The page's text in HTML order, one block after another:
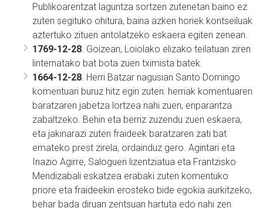
Publikoarentzat laguntza sortzen zutenetan baino ez
zuten segituko ohitura, baina azken horiek kontseiluak
aztertuko zituen antolatzeko eskaera egiten zenean.
1769-12-28 . Goizean, Loiolako elizako teilatuan ziren
linternatako bat bota zuen tximista batek.
1664-12-28 . Herri Batzar nagusian Santo Domingo
komentuari buruz hitz egin zuten: herriak komentuaren
baratzaren jabetza lortzea nahi zuen, enparantza
zabaltzeko. Behin eta berriz zuzendu zuen eskaera,
eta jakinarazi zuten fraideek baratzaren zati bat
emateko prest zirela, ordainduz gero. Agintari eta
Inazio Agirre, Saloguen lizentziatua eta Frantzisko
Mendizabali eskatzea erabaki zuten komentuko
priore eta fraideekin erosteko bide egokia aurkitzeko,
behar bada diruan zentsuan hartuta edo nahi zen